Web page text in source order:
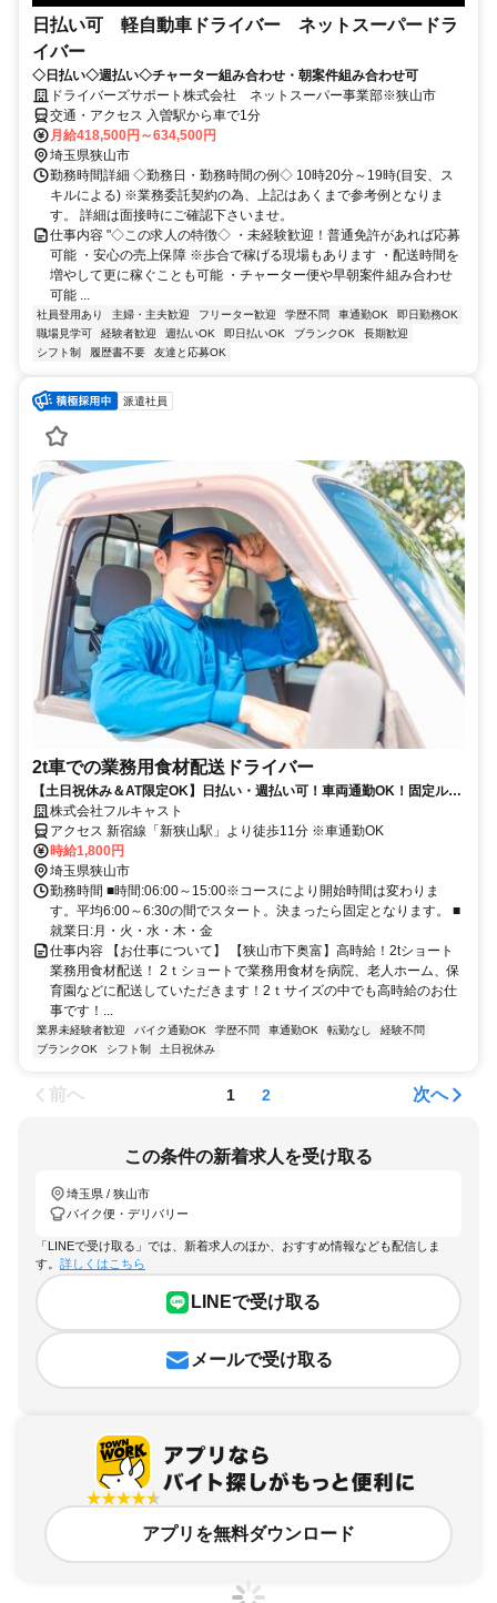
日払い可 軽自動車ドライバー ネットスーパードラ
イバー
◇日払い◇週払い◇チャーター組み合わせ・朝案件組み合わせ可
ドライバーズサポート株式会社 ネットスーパー事業部※狭山市
交通・アクセス 入曽駅から車で1分
月給418,500円～634,500円
埼玉県狭山市
勤務時間詳細 ◇勤務日・勤務時間の例◇ 10時20分～19時(目安、ス
キルによる) ※業務委託契約の為、上記はあくまで参考例となりま
す。 詳細は面接時にご確認下さいませ。
仕事内容 "◇この求人の特徴◇ ・未経験歓迎！普通免許があれば応募
可能 ・安心の売上保障 ※歩合で稼げる現場もあります ・配送時間を
増やして更に稼ぐことも可能 ・チャーター便や早朝案件組み合わせ
可能 ...
社員登用あり 主婦・主夫歓迎 フリーター歓迎 学歴不問 車通勤OK
即日勤務OK
職場見学可
経験者歓迎 週払いOK 即日払いOK ブランクOK
長期歓迎
シフト制
履歴書不要 友達と応募OK
派遣社員
2t車での業務用食材配送ドライバー
【土日祝休み＆AT限定OK】日払い・週払い可！車両通勤OK！固定ルー
トの同乗研修ありで高時給1800円
株式会社フルキャスト
アクセス 新宿線「新狭山駅」より徒歩11分 ※車通勤OK
時給1,800円
埼玉県狭山市
勤務時間 ■時間:06:00～15:00※コースにより開始時間は変わりま
す。平均6:00～6:30の間でスタート。決まったら固定となります。 ■
就業日:月・火・水・木・金
仕事内容 【お仕事について】 【狭山市下奥富】高時給！2tショート
業務用食材配送！ 2ｔショートで業務用食材を病院、老人ホーム、保
育園などに配送していただきます！2ｔサイズの中でも高時給のお仕
事です！...
業界未経験者歓迎 バイク通勤OK 学歴不問 車通勤OK 転勤なし
経験不問
ブランクOK
シフト制 土日祝休み
前へ 1 2 次へ
この条件の新着求人を受け取る
埼玉県 / 狭山市
バイク便・デリバリー
「LINEで受け取る」では、新着求人のほか、おすすめ情報なども配信しま
す。 詳しくはこちら
LINEで受け取る
メールで受け取る
アプリを無料ダウンロード